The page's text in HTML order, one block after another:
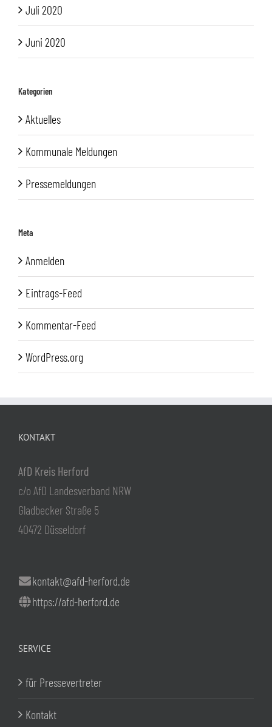
Juli 2020
Juni 2020
Kategorien
Aktuelles
Kommunale Meldungen
Pressemeldungen
Meta
Anmelden
Eintrags-Feed
Kommentar-Feed
WordPress.org
KONTAKT
AfD Kreis Herford
c/o AfD Landesverband NRW
Gladbecker Straße 5
40472 Düsseldorf
kontakt@afd-herford.de
https://afd-herford.de
SERVICE
für Pressevertreter
Kontakt